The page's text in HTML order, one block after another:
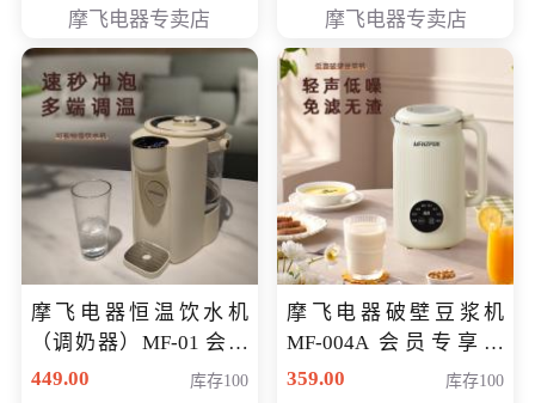
摩飞电器专卖店 摩飞电器专卖店
摩飞电器恒温饮水机
（调奶器）MF-01 会员
专享价366元
449.00 库存100
摩飞电器破壁豆浆机
MF-004A 会员专享价
168元
359.00 库存100